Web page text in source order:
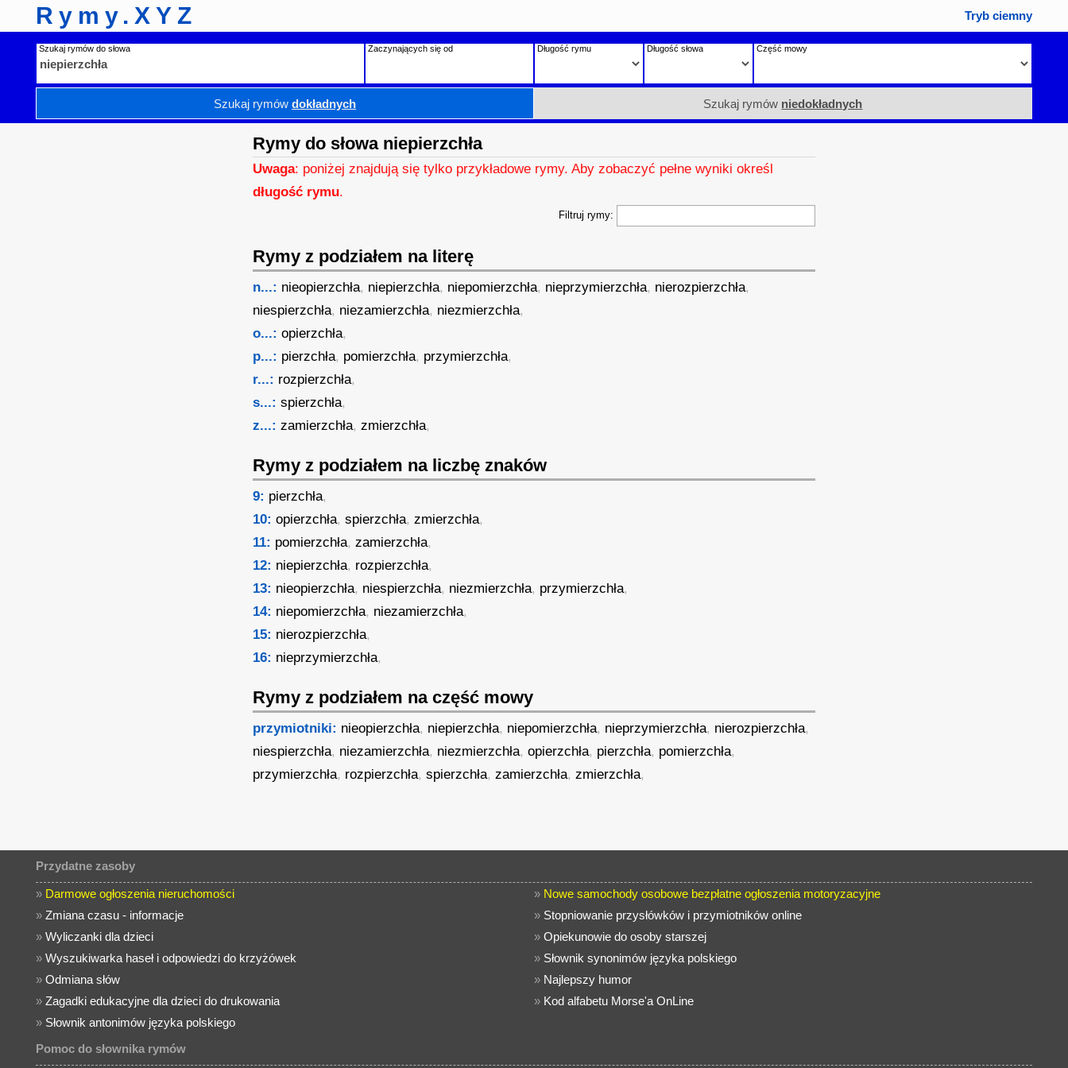
Rymy.XYZ Tryb ciemny
Szukaj rymów do słowa Zaczynających się od Długość rymu Długość słowa Część mowy
Szukaj rymówdokładnych Szukaj rymów niedokładnych
Rymy do słowa niepierzchła
Uwaga: poniżej znajdują się tylko przykładowe rymy. Aby zobaczyć pełne wyniki określ
długość rymu.
Filtruj rymy:
Rymy z podziałem na literę
n...: nieopierzchła, niepierzchła, niepomierzchła, nieprzymierzchła, nierozpierzchła,
niespierzchła, niezamierzchła, niezmierzchła,
o...: opierzchła,
p...: pierzchła, pomierzchła, przymierzchła,
r...: rozpierzchła,
s...: spierzchła,
z...: zamierzchła,zmierzchła,
Rymy z podziałem na liczbę znaków
9: pierzchła,
10: opierzchła,spierzchła,zmierzchła,
11: pomierzchła,zamierzchła,
12: niepierzchła, rozpierzchła,
13: nieopierzchła, niespierzchła, niezmierzchła, przymierzchła,
14: niepomierzchła, niezamierzchła,
15: nierozpierzchła,
16: nieprzymierzchła,
Rymy z podziałem na część mowy
przymiotniki: nieopierzchła, niepierzchła, niepomierzchła, nieprzymierzchła, nierozpierzchła,
niespierzchła, niezamierzchła, niezmierzchła,opierzchła, pierzchła, pomierzchła,
przymierzchła, rozpierzchła,spierzchła,zamierzchła,zmierzchła,
Przydatne zasoby
» Darmowe ogłoszenia nieruchomości » Nowe samochody osobowe bezpłatne ogłoszenia motoryzacyjne
»Zmiana czasu - informacje » Stopniowanie przysłówków i przymiotników online
»Wyliczanki dla dzieci » Opiekunowie do osoby starszej
»Wyszukiwarka haseł i odpowiedzi do krzyżówek » Słownik synonimów języka polskiego
»Odmiana słów » Najlepszy humor
»Zagadki edukacyjne dla dzieci do drukowania » Kod alfabetu Morse'a OnLine
» Słownik antonimów języka polskiego
Pomoc do słownika rymów